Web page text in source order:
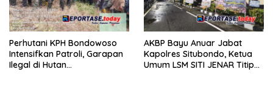
Perhutani KPH Bondowoso
Intensifkan Patroli, Garapan
Ilegal di Hutan
AKBP Bayu Anuar Jabat
Kapolres Situbondo, Ketua
Umum LSM SITI JENAR Titip